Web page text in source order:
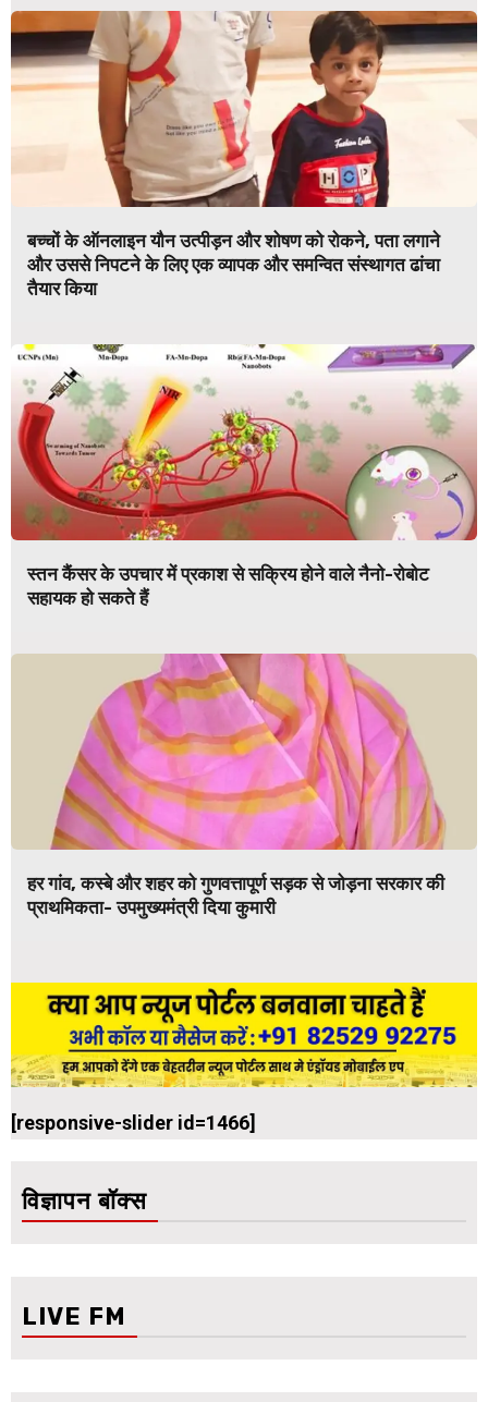
बच्चों के ऑनलाइन यौन उत्पीड़न और शोषण को रोकने, पता लगाने
और उससे निपटने के लिए एक व्यापक और समन्वित संस्थागत ढांचा
तैयार किया
स्तन कैंसर के उपचार में प्रकाश से सक्रिय होने वाले नैनो-रोबोट
सहायक हो सकते हैं
हर गांव, कस्बे और शहर को गुणवत्तापूर्ण सड़क से जोड़ना सरकार की
प्राथमिकता- उपमुख्यमंत्री दिया कुमारी
[responsive-slider id=1466]
विज्ञापन बॉक्स
LIVE FM